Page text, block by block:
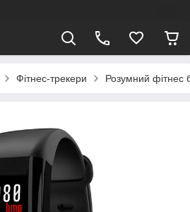
Фітнес-трекери Розумний фітнес